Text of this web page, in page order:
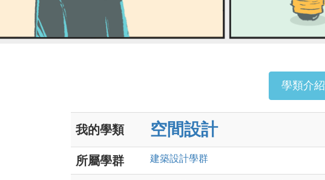
ColleGo! 大學選才與高中育才輔助系統
學類介紹
我的學類 空間設計
所屬學群 建築設計學群